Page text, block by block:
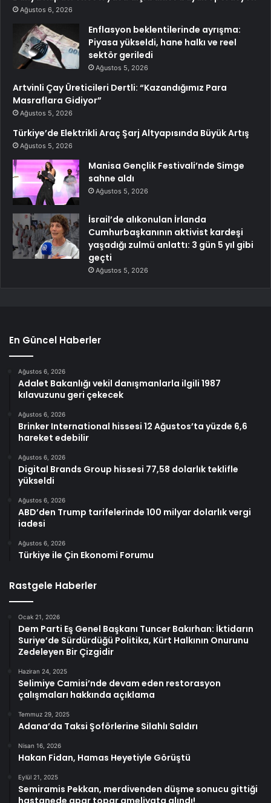
Ağustos 6, 2026
Enflasyon beklentilerinde ayrışma:
Piyasa yükseldi, hane halkı ve reel
sektör geriledi
Ağustos 5, 2026
Artvinli Çay Üreticileri Dertli: “Kazandığımız Para
Masraflara Gidiyor”
Ağustos 5, 2026
Türkiye’de Elektrikli Araç Şarj Altyapısında Büyük Artış
Ağustos 5, 2026
Manisa Gençlik Festivali’nde Simge
sahne aldı
Ağustos 5, 2026
İsrail’de alıkonulan İrlanda
Cumhurbaşkanının aktivist kardeşi
yaşadığı zulmü anlattı: 3 gün 5 yıl gibi
geçti
Ağustos 5, 2026
En Güncel Haberler
Ağustos 6, 2026
Adalet Bakanlığı vekil danışmanlarla ilgili 1987
kılavuzunu geri çekecek
Ağustos 6, 2026
Brinker International hissesi 12 Ağustos’ta yüzde 6,6
hareket edebilir
Ağustos 6, 2026
Digital Brands Group hissesi 77,58 dolarlık teklifle
yükseldi
Ağustos 6, 2026
ABD’den Trump tarifelerinde 100 milyar dolarlık vergi
iadesi
Ağustos 6, 2026
Türkiye ile Çin Ekonomi Forumu
Rastgele Haberler
Ocak 21, 2026
Dem Parti Eş Genel Başkanı Tuncer Bakırhan: İktidarın
Suriye’de Sürdürdüğü Politika, Kürt Halkının Onurunu
Zedeleyen Bir Çizgidir
Haziran 24, 2025
Selimiye Camisi’nde devam eden restorasyon
çalışmaları hakkında açıklama
Temmuz 29, 2025
Adana’da Taksi Şoförlerine Silahlı Saldırı
Nisan 16, 2026
Hakan Fidan, Hamas Heyetiyle Görüştü
Eylül 21, 2025
Semiramis Pekkan, merdivenden düşme sonucu gittiği
hastanede apar topar ameliyata alındı!